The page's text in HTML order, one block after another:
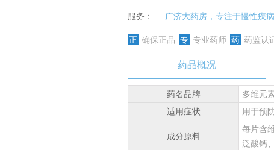
服务： 广济大药房，专注于慢性疾
正 确保正品 专 专业药师 药 药监认
药品概况
药名品牌
多维元
适用症状
用于预
成分原料
每片含
泛酸钙